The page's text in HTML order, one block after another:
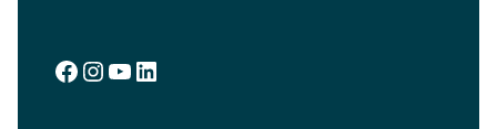
facebook.com/visitalta
instagram.com/visitalta
YouTube
LinkedIn